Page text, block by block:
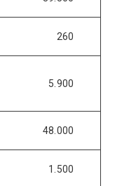
260
5.900
48.000
1.500